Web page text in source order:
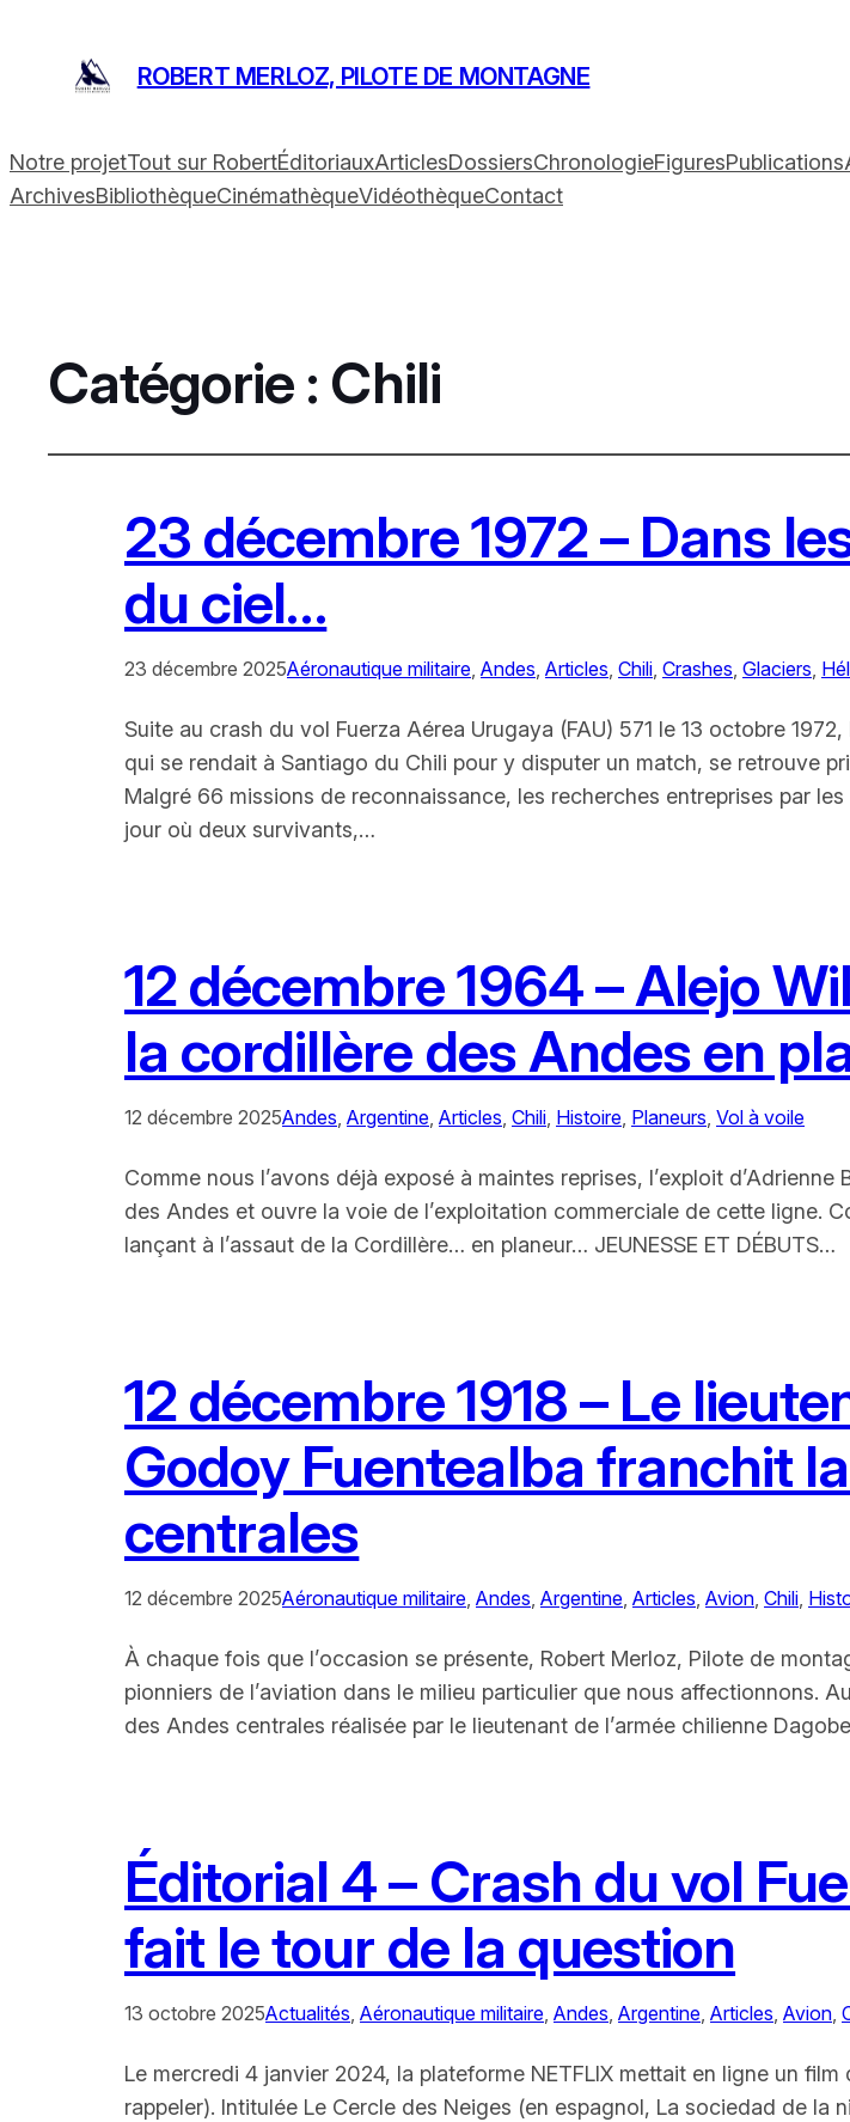
ROBERT MERLOZ, PILOTE DE MONTAGNE
Notre projetTout sur RobertÉditoriauxArticlesDossiersChronologieFiguresPublications
ArchivesBibliothèqueCinémathèqueVidéothèqueContact
Catégorie : Chili
23 décembre 1972 – Dans
du ciel…
23 décembre 2025Aéronautique militaire, Andes, Articles, Chili, Crashes, Glaciers,
Suite au crash du vol Fuerza Aérea Urugaya (FAU) 571 le 13 octobre
qui se rendait à Santiago du Chili pour y disputer un match, se retrouve
Malgré 66 missions de reconnaissance, les recherches entreprises par
jour où deux survivants,…
12 décembre 1964 – Alejo
la cordillère des Andes en
12 décembre 2025Andes, Argentine, Articles, Chili, Histoire, Planeurs, Vol à voile
Comme nous l’avons déjà exposé à maintes reprises, l’exploit
des Andes et ouvre la voie de l’exploitation commerciale de cette ligne.
lançant à l’assaut de la Cordillère… en planeur… JEUNESSE ET DÉBUTS…
12 décembre 1918 – Le
Godoy Fuentealba franchit
centrales
12 décembre 2025Aéronautique militaire, Andes, Argentine, Articles, Avion, Chili,
À chaque fois que l’occasion se présente, Robert Merloz, Pilote de
pionniers de l’aviation dans le milieu particulier que nous affectionnons.
des Andes centrales réalisée par le lieutenant de l’armée chilienne
Éditorial 4 – Crash du vol
fait le tour de la question
13 octobre 2025Actualités, Aéronautique militaire, Andes, Argentine, Articles, Avion,
Le mercredi 4 janvier 2024, la plateforme NETFLIX mettait en ligne un
rappeler). Intitulée Le Cercle des Neiges (en espagnol, La sociedad de